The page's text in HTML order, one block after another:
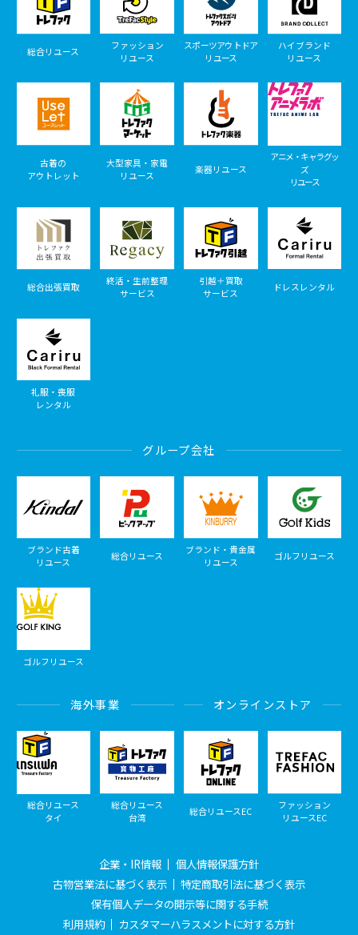
総合リユース
ファッション
リユース
スポーツアウトドア
リユース
ハイブランド
リユース
古着の
アウトレット
大型家具・家電
リユース
楽器リユース
アニメ・キャラグッ
ズ
リユース
総合出張買取
終活・生前整理
サービス
引越＋買取
サービス
ドレスレンタル
礼服・喪服
レンタル
グループ会社
ブランド古着
リユース
総合リユース
ブランド・貴金属
リユース
ゴルフリユース
ゴルフリユース
海外事業
総合リユース
タイ
総合リユース
台湾
オンラインストア
総合リユースEC
ファッション
リユースEC
企業・IR情報
個人情報保護方針
古物営業法に基づく表示
特定商取引法に基づく表示
保有個人データの開示等に関する手続
利用規約
カスタマーハラスメントに対する方針